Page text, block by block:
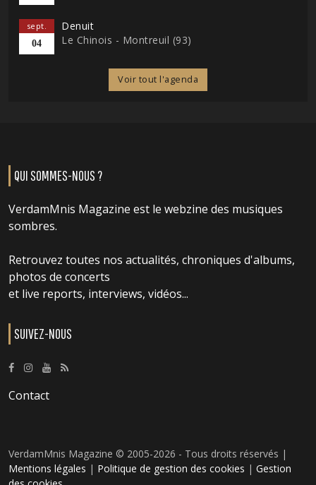
sept.
04
Denuit
Le Chinois - Montreuil (93)
Voir tout l'agenda
QUI SOMMES-NOUS ?
VerdamMnis Magazine est le webzine des musiques
sombres.
Retrouvez toutes nos actualités, chroniques d'albums,
photos de concerts
et live reports, interviews, vidéos...
SUIVEZ-NOUS
Contact
VerdamMnis Magazine © 2005-2026 - Tous droits réservés |
Mentions légales | Politique de gestion des cookies | Gestion